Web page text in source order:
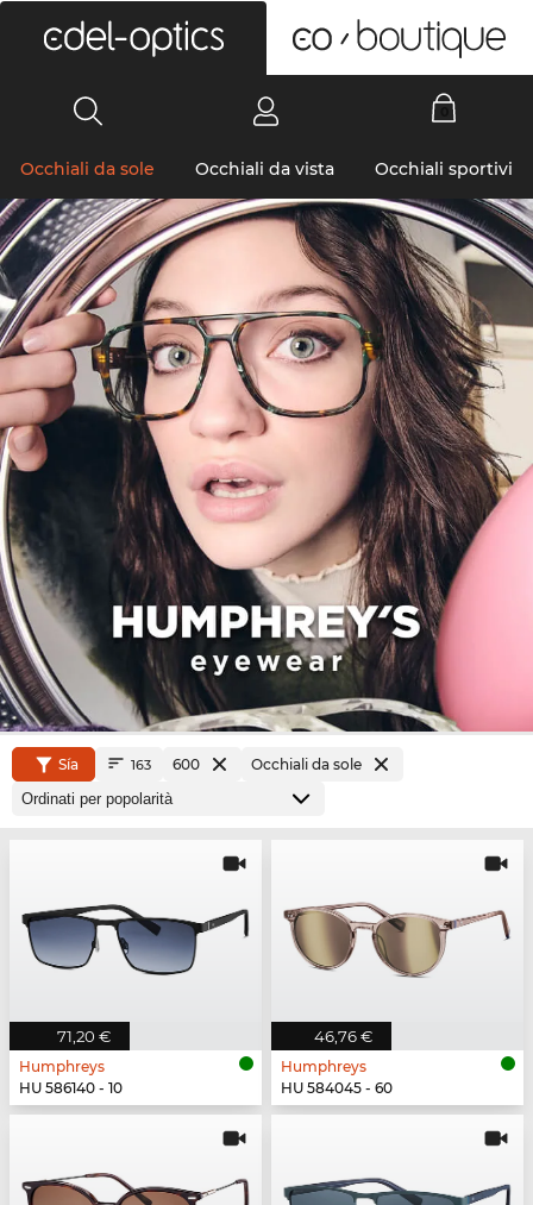
Occhiali da sole Occhiali da vista Occhiali sportivi
Sía 163 600 Occhiali da sole
71,20 €
Humphreys
HU 586140 - 10
46,76 €
Humphreys
HU 584045 - 60